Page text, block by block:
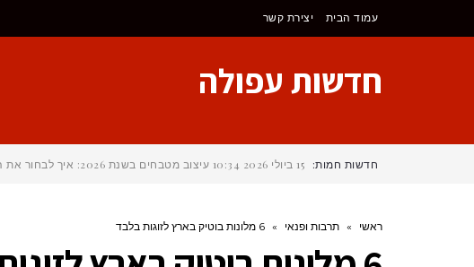
עמוד הבית יצירת קשר
חדשות עפולה
חדשות חמות: 15 ביולי 2026 10:34 עיצוב מטבחים בשנת 2026: איך לבחור את הסגנון הנכון?
ראשי » תרבות ופנאי » 6 מלונות בוטיק בארץ לזוגות בלבד